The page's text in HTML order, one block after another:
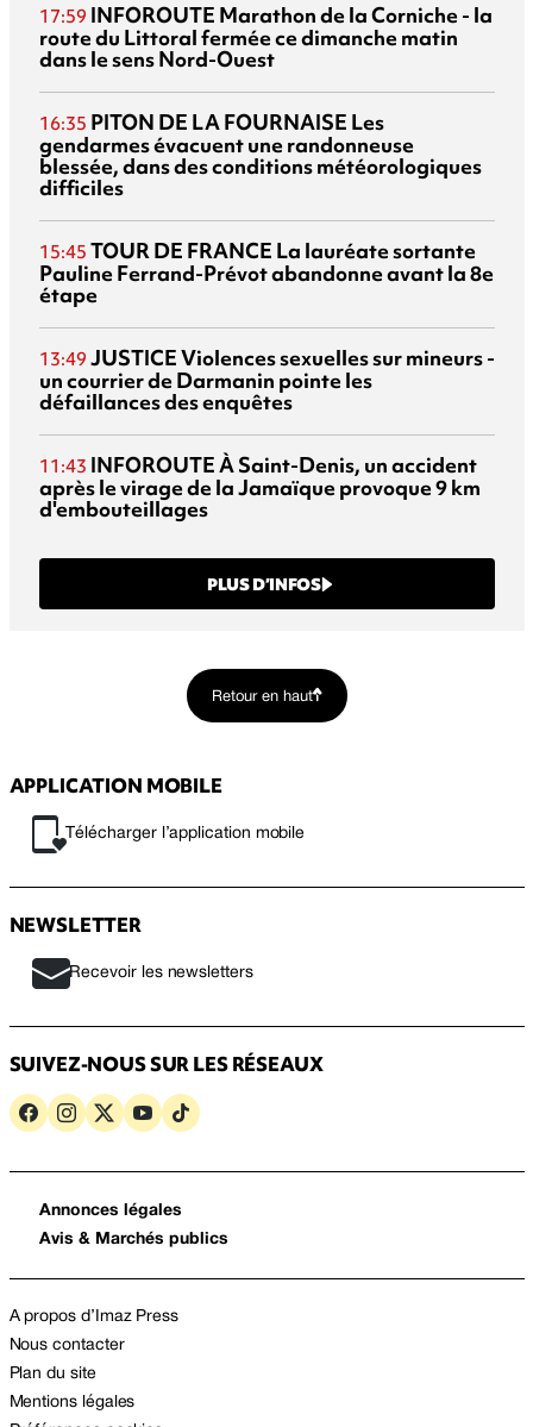
17:59 INFOROUTE Marathon de la Corniche - la
route du Littoral fermée ce dimanche matin
dans le sens Nord-Ouest
16:35 PITON DE LA FOURNAISE Les
gendarmes évacuent une randonneuse
blessée, dans des conditions météorologiques
difficiles
15:45 TOUR DE FRANCE La lauréate sortante
Pauline Ferrand-Prévot abandonne avant la 8e
étape
13:49 JUSTICEViolences sexuelles sur mineurs -
un courrier de Darmanin pointe les
défaillances des enquêtes
11:43 INFOROUTEÀ Saint-Denis, un accident
après le virage de la Jamaïque provoque 9 km
d'embouteillages
PLUS D’INFOS
Retour en haut
APPLICATION MOBILE
Télécharger l’application mobile
NEWSLETTER
Recevoir les newsletters
SUIVEZ-NOUS SUR LES RÉSEAUX
Annonces légales
Avis & Marchés publics
A propos d’Imaz Press
Nous contacter
Plan du site
Mentions légales